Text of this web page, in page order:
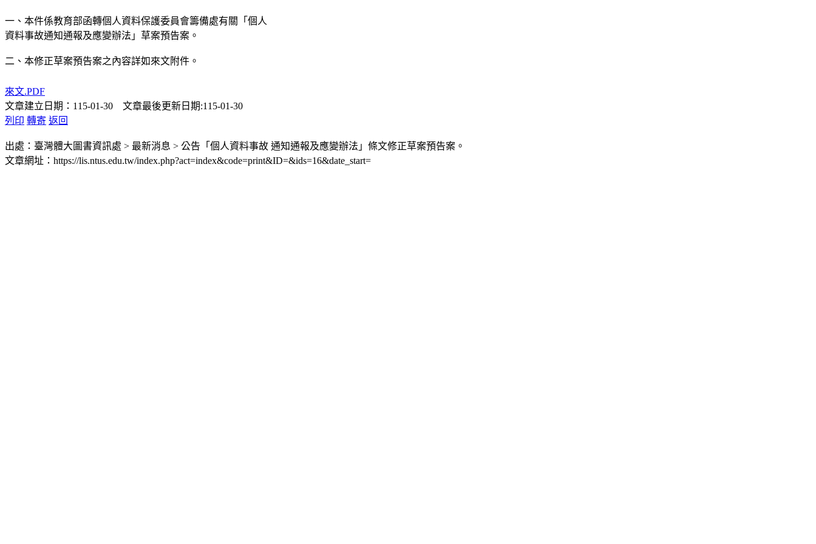
一、本件係教育部函轉個人資料保護委員會籌備處有關「個人
資料事故通知通報及應變辦法」草案預告案。
二、本修正草案預告案之內容詳如來文附件。
來文.PDF
文章建立日期：115-01-30 文章最後更新日期:115-01-30
列印 轉寄 返回
出處：臺灣體大圖書資訊處 > 最新消息 > 公告「個人資料事故 通知通報及應變辦法」條文修正草案預告案。
文章網址：https://lis.ntus.edu.tw/index.php?act=index&code=print&ID=&ids=16&date_start=